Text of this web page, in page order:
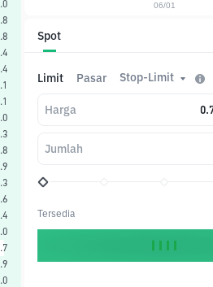
Spot
Limit Pasar Stop-Limit
Harga
Jumlah
Tersedia